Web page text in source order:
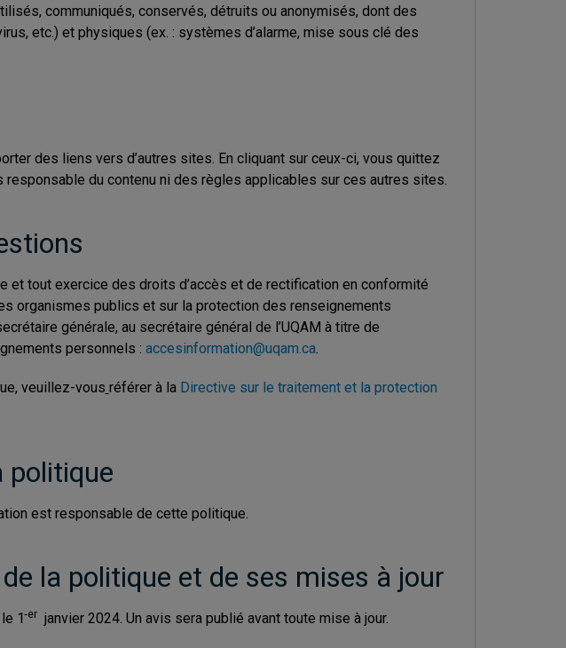
communiqués, conservés, détruits ou anonymisés, dont des
etc.) et physiques (ex. : systèmes d’alarme, mise sous clé des
des liens vers d’autres sites. En cliquant sur ceux-ci, vous quittez
responsable du contenu ni des règles applicables sur ces autres sites.
et tout exercice des droits d’accès et de rectification en conformité
organismes publics et sur la protection des renseignements
générale, au secrétaire général de l’UQAM à titre de
personnels : accesinformation@uqam.ca.
veuillez-vous référer à la Directive sur le traitement et la protection
politique
est responsable de cette politique.
la politique et de ses mises à jour
1 erjanvier 2024. Un avis sera publié avant toute mise à jour.